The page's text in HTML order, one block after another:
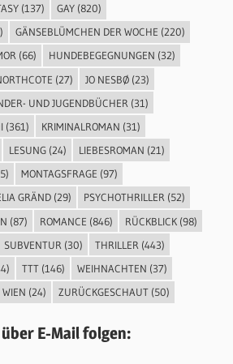
(137) GAY(820)
GÄNSEBLÜMCHEN DER WOCHE (220)
(66) HUNDEBEGEGNUNGEN (32)
(27) JO NESBØ(23)
UND JUGENDBÜCHER (31)
(361) KRIMINALROMAN (31)
LESUNG(24) LIEBESROMAN (21)
MONTAGSFRAGE (97)
GRÄND(29) PSYCHOTHRILLER(52)
(87) ROMANCE (846) RÜCKBLICK(98)
SUBVENTUR (30) THRILLER (443)
TTT(146) WEIHNACHTEN (37)
WIEN (24) ZURÜCKGESCHAUT(50)
E-Mail folgen: